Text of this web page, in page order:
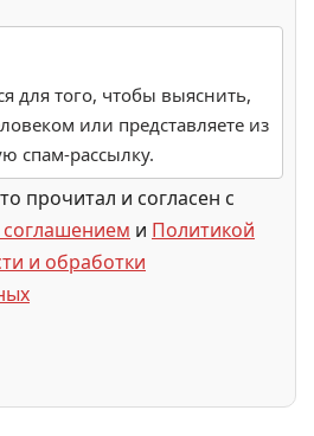
для того, чтобы выяснить,
или представляете из
спам-рассылку.
прочитал и согласен с
и Политикой
и обработки